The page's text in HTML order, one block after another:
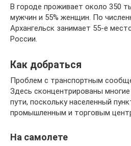
В городе проживает около 350
мужчин и 55% женщин. По
Архангельск занимает 55-е
России.
Как добраться
Проблем с транспортным
Здесь сконцентрированы
пути, поскольку населенный
промышленным и торговым
На самолете